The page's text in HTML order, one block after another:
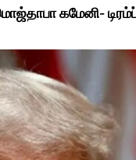
கமேனி- டிரம்ப்